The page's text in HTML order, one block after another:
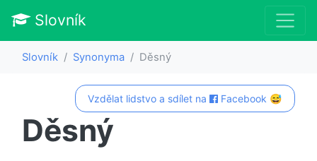
Slovník
Slovník Synonyma Děsný
Vzdělat lidstvo a sdílet na Facebook 😅
Děsný